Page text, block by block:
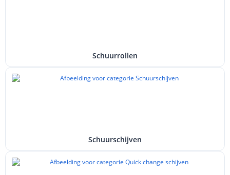
Schuurrollen
Schuurschijven